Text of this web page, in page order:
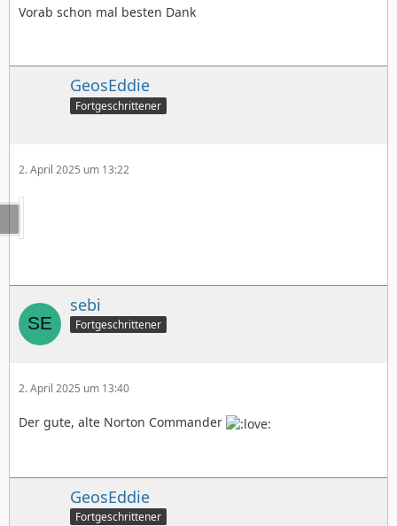
Vorab schon mal besten Dank
GeosEddie
Fortgeschrittener
2. April 2025 um 13:22
sebi
Fortgeschrittener
2. April 2025 um 13:40
Der gute, alte Norton Commander
GeosEddie
Fortgeschrittener